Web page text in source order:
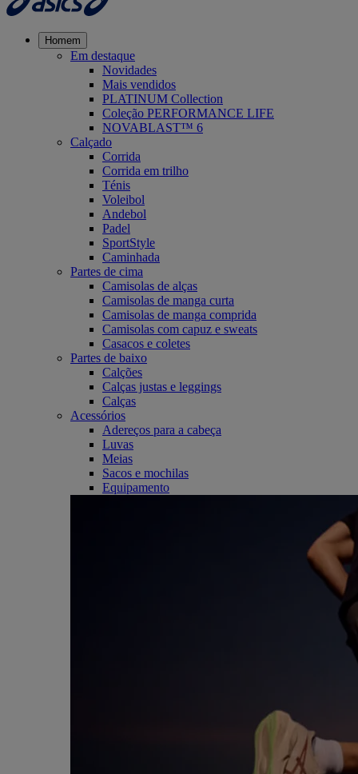
Homem
Em destaque
Novidades
Mais vendidos
PLATINUM Collection
Coleção PERFORMANCE LIFE
NOVABLAST™ 6
Calçado
Corrida
Corrida em trilho
Ténis
Voleibol
Andebol
Padel
SportStyle
Caminhada
Partes de cima
Camisolas de alças
Camisolas de manga curta
Camisolas de manga comprida
Camisolas com capuz e sweats
Casacos e coletes
Partes de baixo
Calções
Calças justas e leggings
Calças
Acessórios
Adereços para a cabeça
Luvas
Meias
Sacos e mochilas
Equipamento